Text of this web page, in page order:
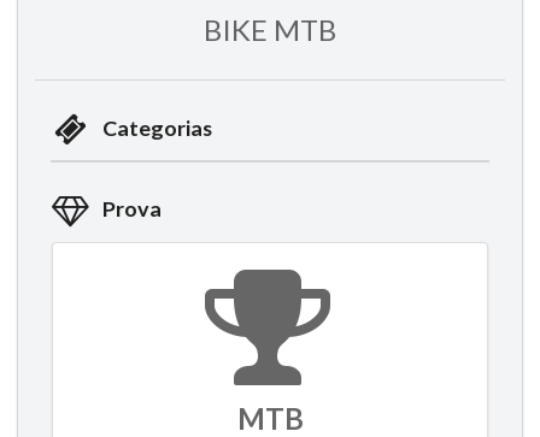
BIKE MTB
Categorias
Prova
MTB